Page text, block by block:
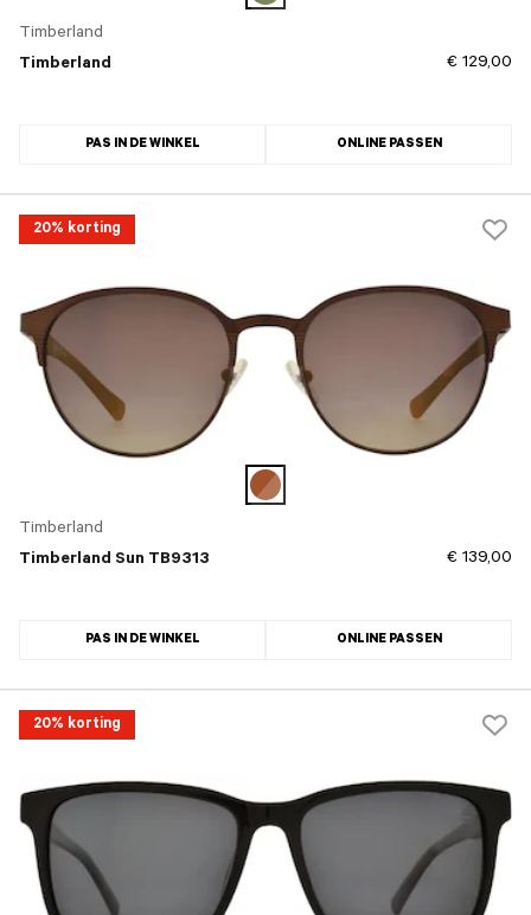
Timberland
Timberland
€ 129,00
PAS IN DE WINKEL ONLINE PASSEN
20% korting
Timberland
Timberland Sun TB9313
€ 139,00
PAS IN DE WINKEL ONLINE PASSEN
20% korting